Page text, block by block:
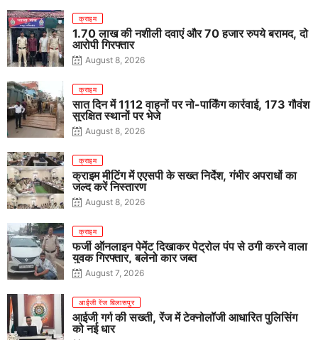
क्राइम
1.70 लाख की नशीली दवाएं और 70 हजार रुपये बरामद, दो
आरोपी गिरफ्तार
August 8, 2026
क्राइम
सात दिन में 1112 वाहनों पर नो-पार्किंग कार्रवाई, 173 गौवंश
सुरक्षित स्थानों पर भेजे
August 8, 2026
क्राइम
क्राइम मीटिंग में एएसपी के सख्त निर्देश, गंभीर अपराधों का
जल्द करें निस्तारण
August 8, 2026
क्राइम
फर्जी ऑनलाइन पेमेंट दिखाकर पेट्रोल पंप से ठगी करने वाला
युवक गिरफ्तार, बलेनो कार जब्त
August 7, 2026
आईजी रेंज बिलासपुर
आईजी गर्ग की सख्ती, रेंज में टेक्नोलॉजी आधारित पुलिसिंग
को नई धार